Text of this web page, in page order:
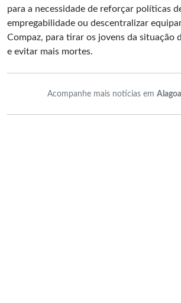
para a necessidade de reforçar políticas
empregabilidade ou descentralizar
Compaz, para tirar os jovens da situação
e evitar mais mortes.
Acompanhe mais notícias em